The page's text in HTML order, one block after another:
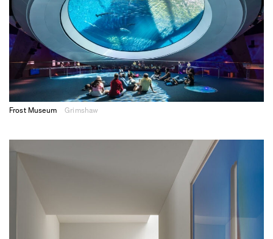
Frost Museum Grimshaw